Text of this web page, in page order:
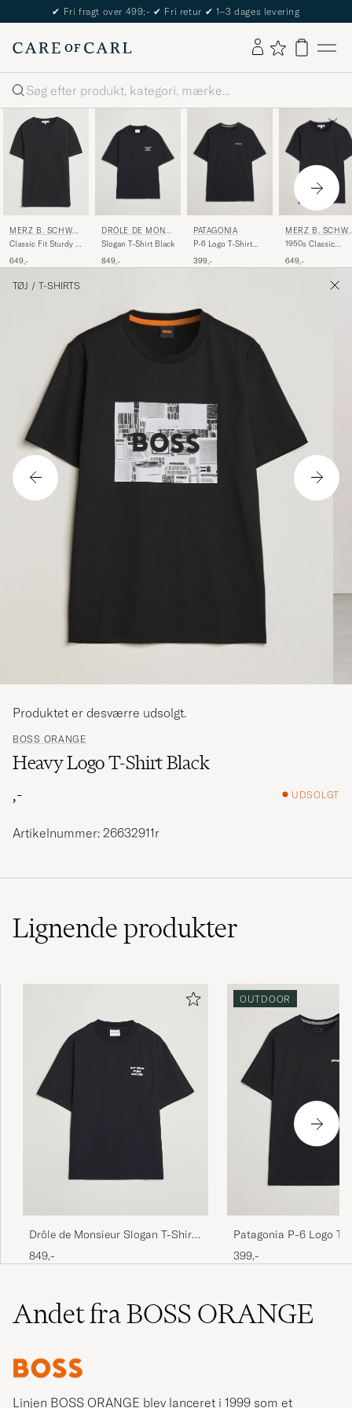
✔ Fri fragt over 499;- ✔ Fri retur ✔ 1–3 dages levering
Søg
MERZ B. SCHWA
NEN
Classic Fit Sturdy T-
649,-
DRÔLE DE MONSI
EUR
Slogan T-Shirt Black
849,-
PATAGONIA
P-6 Logo T-Shirt
399,-
MERZ B.
NEN
1950s Classic
Black
649,-
TØJ / T-SHIRTS
BOSS ORANGE
Heavy Logo T-Shirt Black
,-
UDSOLGT
Produktet er desværre udsolgt.
Artikelnummer: 26632911r
Lignendeprodukter
Drôle de Monsieur Slogan T-Shirt
Black
849,-
OUTDOOR
Patagonia P-6 Logo T-
399,-
Andet fra BOSS ORANGE
Linjen BOSS ORANGE blev lanceret i 1999 som et